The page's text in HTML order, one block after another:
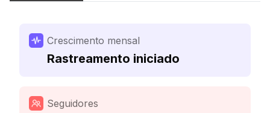
Crescimento mensal
Rastreamento iniciado
Seguidores